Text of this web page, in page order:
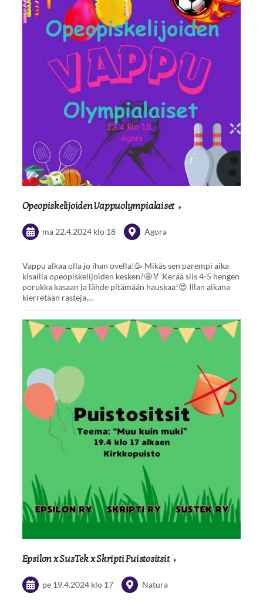
Opeopiskelijoiden Vappuolympialaiset
ma 22.4.2024 klo 18 Agora
Vappu alkaa olla jo ihan ovella!🥳 Mikäs sen parempi aika
kisailla opeopiskelijoiden kesken?🤩🏅 Kerää siis 4-5 hengen
porukka kasaan ja lähde pitämään hauskaa!😍 Illan aikana
kierretään rasteja,…
Epsilon x SusTek x Skripti Puistositsit
pe 19.4.2024 klo 17 Natura